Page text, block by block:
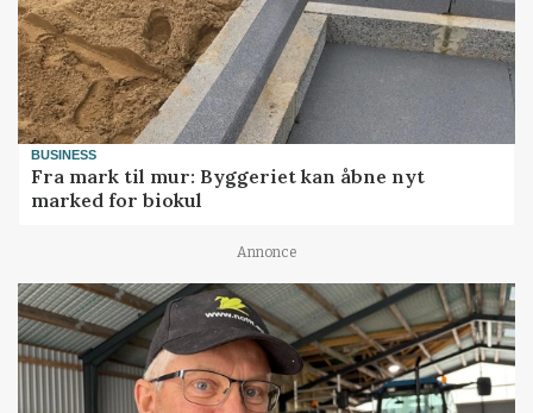
BUSINESS
Fra mark til mur: Byggeriet kan åbne nyt
marked for biokul
Annonce